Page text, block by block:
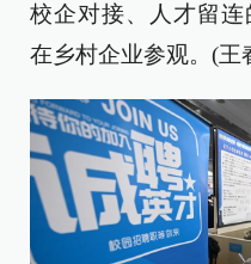
校企对接、人才留
在乡村企业参观。(王